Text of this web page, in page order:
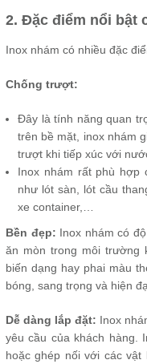
2. Đặc điểm nổi bật
Inox nhám có nhiều đặc
Chống trượt:
Đây là tính năng quan
trên bề mặt, inox nhám
trượt khi tiếp xúc với
Inox nhám rất phù hợp
như lót sàn, lót cầu
xe container,…
Bền đẹp: Inox nhám có
ăn mòn trong môi trường
biến dạng hay phai màu
bóng, sang trọng và hiện
Dễ dàng lắp đặt: Inox
yêu cầu của khách hàng.
hoặc ghép nối với các vật